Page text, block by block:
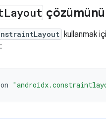
Layout
kullanmak